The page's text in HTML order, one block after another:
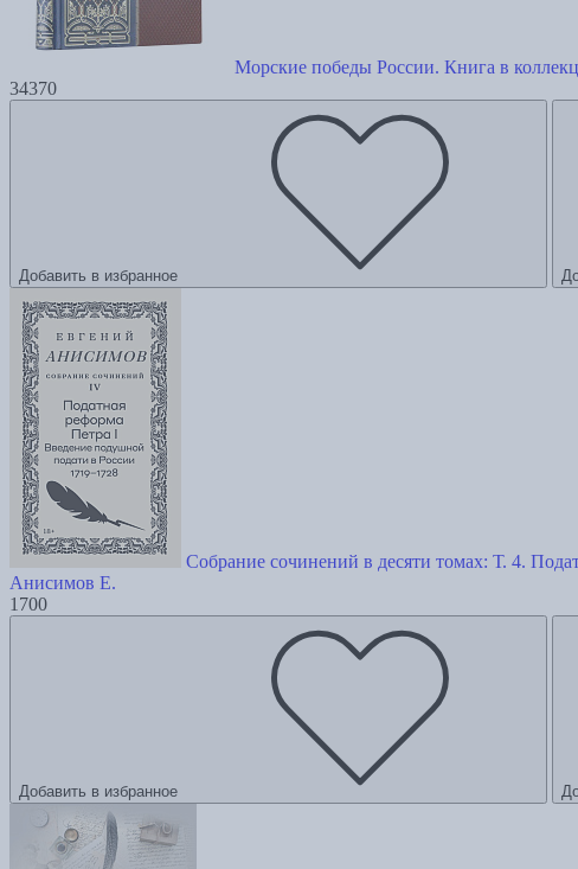
Морские победы России. Книга в
34370
Добавить в избранное
Собрание сочинений в десяти томах: Т. 4.
Анисимов Е.
1700
Добавить в избранное